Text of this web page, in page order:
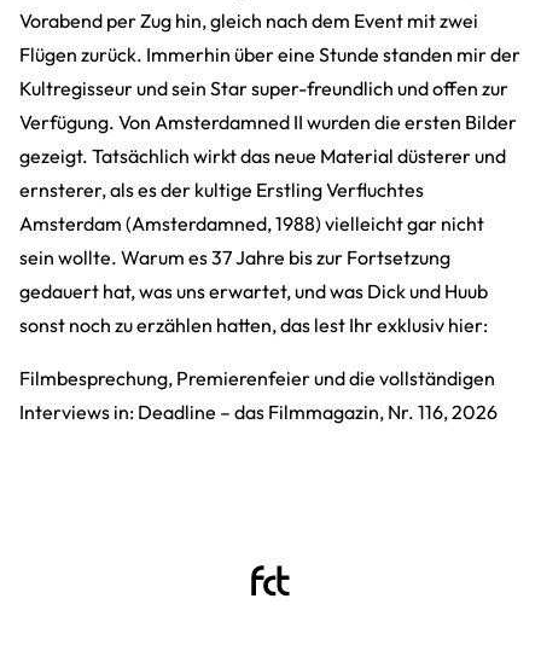
Vorabend per Zug hin, gleich nach dem Event mit zwei
Flügen zurück. Immerhin über eine Stunde standen mir der
Kultregisseur und sein Star super-freundlich und offen zur
Verfügung. Von Amsterdamned II wurden die ersten Bilder
gezeigt. Tatsächlich wirkt das neue Material düsterer und
ernsterer, als es der kultige Erstling Verfluchtes
Amsterdam (Amsterdamned, 1988) vielleicht gar nicht
sein wollte. Warum es 37 Jahre bis zur Fortsetzung
gedauert hat, was uns erwartet, und was Dick und Huub
sonst noch zu erzählen hatten, das lest Ihr exklusiv hier:
Filmbesprechung, Premierenfeier und die vollständigen
Interviews in: Deadline – das Filmmagazin, Nr. 116, 2026